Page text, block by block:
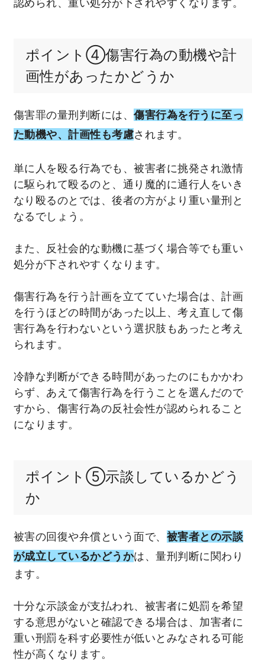
認められ、重い処分が下されやすくなります。
ポイント④傷害行為の動機や計
画性があったかどうか
傷害罪の量刑判断には、傷害行為を行うに至っ
た動機や、計画性も考慮されます。
単に人を殴る行為でも、被害者に挑発され激情
に駆られて殴るのと、通り魔的に通行人をいき
なり殴るのとでは、後者の方がより重い量刑と
なるでしょう。
また、反社会的な動機に基づく場合等でも重い
処分が下されやすくなります。
傷害行為を行う計画を立てていた場合は、計画
を行うほどの時間があった以上、考え直して傷
害行為を行わないという選択肢もあったと考え
られます。
冷静な判断ができる時間があったのにもかかわ
らず、あえて傷害行為を行うことを選んだので
すから、傷害行為の反社会性が認められること
になります。
ポイント⑤示談しているかどう
か
被害の回復や弁償という面で、 被害者との示談
が成立しているかどうかは、量刑判断に関わり
ます。
十分な示談金が支払われ、被害者に処罰を希望
する意思がないと確認できる場合は、加害者に
重い刑罰を科す必要性が低いとみなされる可能
性が高くなります。